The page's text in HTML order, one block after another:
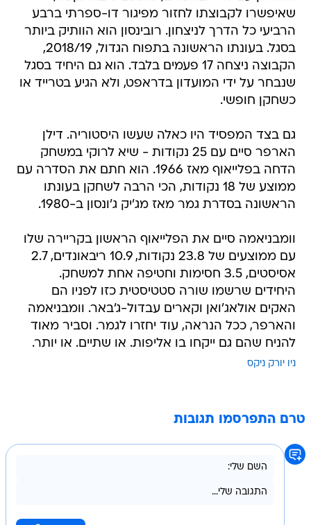
שאיפשרו לקבוצתו לחזור מפיגור דו-ספרתי ברבע
הרביעי כל הדרך לניצחון. רובינסון הוא הוותיק ביותר
בסגל. בעונתו הראשונה בתפוח הגדול, 2018/19,
הקבוצה ניצחה 17 פעמים בלבד. הוא גם היחיד בסגל
שנבחר על ידי המועדון בדראפט, ולא הגיע בטרייד או
כשחקן חופשי.
גם בצד המפסיד היו כאלה שעשו היסטוריה. דילן
הארפר סיים עם 25 נקודות - שיא לרוקי במשחק
הדחה בפלייאוף מאז 1966. הוא חתם את הסדרה עם
ממוצע של 18 נקודות, הכי הרבה לשחקן בעונתו
הראשונה בסדרת גמר מאז מג'יק ג'ונסון ב-1980.
וומבניאמה סיים את הפלייאוף הראשון בקריירה שלו
עם ממוצעים של 23.8 נקודות, 10.9 ריבאונדים, 2.7
אסיסטים, 3.5 חסימות וחטיפה אחת למשחק.
היחידים שרשמו שורה סטטיסטית כזו לפניו הם
האקים אולאג'ואן וקארים עבדול-ג'באר. וומבניאמה
והארפר, ככל הנראה, עוד יחזרו לגמר. וסביר מאוד
להניח שהם גם ייקחו בו אליפות. או שתיים. או יותר.
ניו יורק ניקס
טרם התפרסמו תגובות